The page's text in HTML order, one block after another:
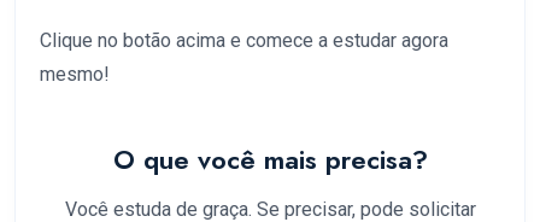
Clique no botão acima e comece a estudar agora
mesmo!
O que você mais precisa?
Você estuda de graça. Se precisar, pode solicitar